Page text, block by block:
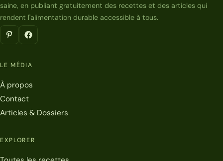
saine, en publiant gratuitement des recettes et des articles qui
rendent l'alimentation durable accessible à tous.
LE MÉDIA
À propos
Contact
Articles & Dossiers
EXPLORER